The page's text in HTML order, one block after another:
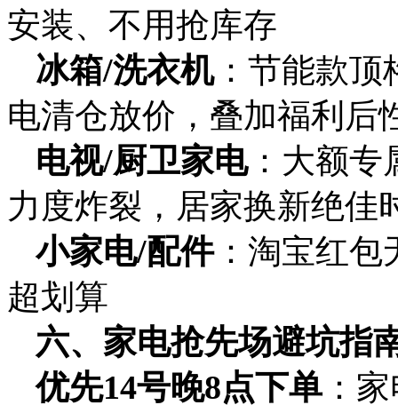
安装、不用抢库存
冰箱/洗衣机：节能款顶
电清仓放价，叠加福利后
电视/厨卫家电：大额专
力度炸裂，居家换新绝佳
小家电/配件：淘宝红包
超划算
六、家电抢先场避坑指
优先14号晚8点下单：